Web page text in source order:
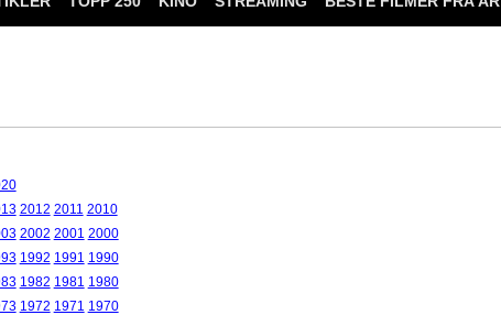
2012 2011 2010
2002 2001 2000
1992 1991 1990
1982 1981 1980
1972 1971 1970